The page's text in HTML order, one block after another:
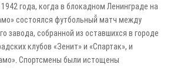
года, когда в блокадном Ленинграде на
состоялся футбольный̆ матч между
завода, собранной из оставшихся в городе
клубов «Зенит» и «Спартак», и
Спортсмены были истощены